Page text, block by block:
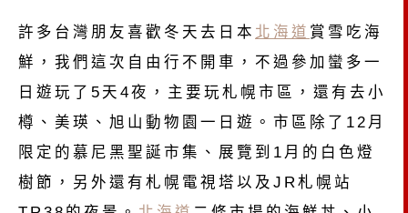
許多台灣朋友喜歡冬天去日本 北海道 賞雪吃海
鮮，我們這次自由行不開車，不過參加蠻多一
日遊玩了5天4夜，主要玩札幌市區，還有去小
樽、美瑛、旭山動物園一日遊。市區除了12月
限定的慕尼黑聖誕市集、展覽到1月的白色燈
樹節，另外還有札幌電視塔以及JR札幌站